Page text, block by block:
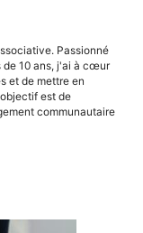
Passionné
de 10 ans, j'ai à cœur
et de mettre en
est de
communautaire